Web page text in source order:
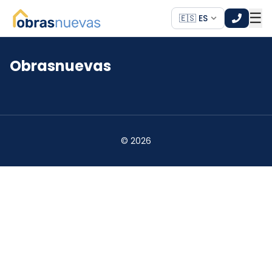
🇪🇸 ES ☰
*
Obrasnuevas
© 2026